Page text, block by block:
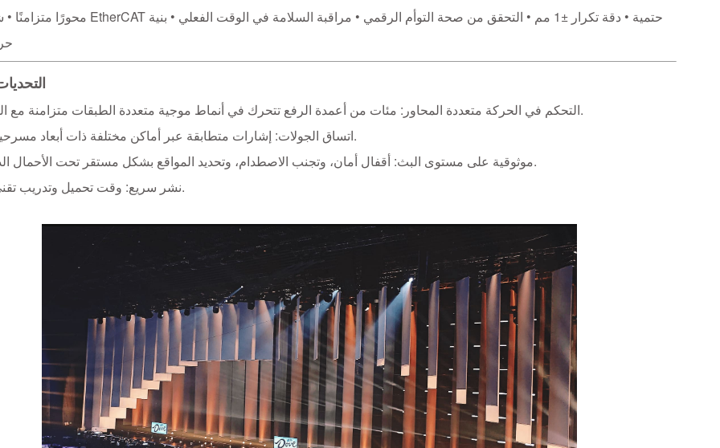
►التحكم في الحركة متعددة المحاور: مئات من أعمدة الرفع تتحرك في أنماط موجية متعددة الطبقات متزامنة مع الموسيقى.
►اتساق الجولات: إشارات متطابقة عبر أماكن مختلفة ذات أبعاد مسرحية متباينة.
►موثوقية على مستوى البث: أقفال أمان، وتجنب الاصطدام، وتحديد المواقع بشكل مستقر تحت الأحمال الديناميكية.
►نشر سريع: وقت تحميل وتدريب تقني محدود.